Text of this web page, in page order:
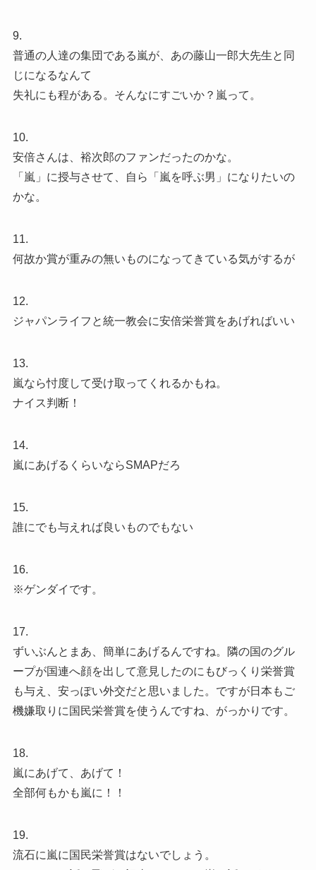
9.
普通の人達の集団である嵐が、あの藤山一郎大先生と同
じになるなんて
失礼にも程がある。そんなにすごいか？嵐って。
10.
安倍さんは、裕次郎のファンだったのかな。
「嵐」に授与させて、自ら「嵐を呼ぶ男」になりたいの
かな。
11.
何故か賞が重みの無いものになってきている気がするが
12.
ジャパンライフと統一教会に安倍栄誉賞をあげればいい
13.
嵐なら忖度して受け取ってくれるかもね。
ナイス判断！
14.
嵐にあげるくらいならSMAPだろ
15.
誰にでも与えれば良いものでもない
16.
※ゲンダイです。
17.
ずいぶんとまあ、簡単にあげるんですね。隣の国のグル
ープが国連へ顔を出して意見したのにもびっくり栄誉賞
も与え、安っぽい外交だと思いました。ですが日本もご
機嫌取りに国民栄誉賞を使うんですね、がっかりです。
18.
嵐にあげて、あげて！
全部何もかも嵐に！！
19.
流石に嵐に国民栄誉賞はないでしょう。